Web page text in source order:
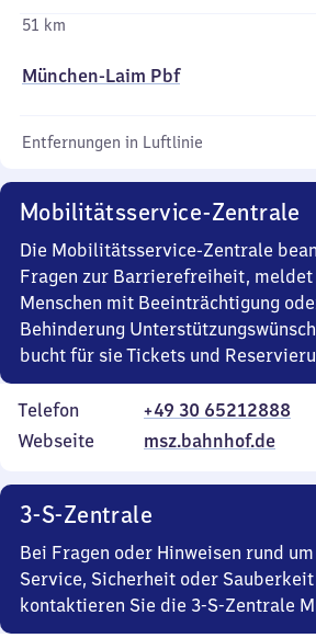
51 km
München-Laim Pbf
Entfernungen in Luftlinie
Mobilitätsservice-Zentrale
Die Mobilitätsservice-Zentrale
Fragen zur Barrierefreiheit,
Menschen mit Beeinträchtigung
Behinderung
bucht für sie Tickets und
Telefon
+49 30 65212888
Webseite
msz.bahnhof.de
3-S-Zentrale
Bei Fragen oder Hinweisen rund
Service, Sicherheit oder Sauberkeit
kontaktieren Sie die 3-S-Zentrale